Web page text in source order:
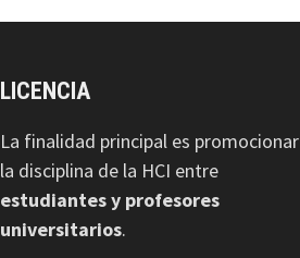
LICENCIA
La finalidad principal es promocionar
la disciplina de la HCI entre
estudiantes y profesores
universitarios.